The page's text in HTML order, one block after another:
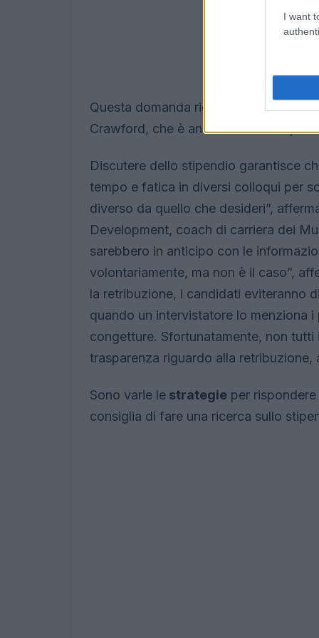
I want
Questa domanda riguarda più la
Crawford, che è anche autore del
Discutere dello stipendio garantisce
tempo e fatica in diversi colloqui per
diverso da quello che desideri”,
Development, coach di carriera dei
sarebbero in anticipo con le
volontariamente, ma non è il caso”,
la retribuzione, i candidati eviteranno
quando un intervistatore lo menziona
congetture. Sfortunatamente, non
trasparenza riguardo alla retribuzione,
Sono varie le strategie per
consiglia di fare una ricerca sullo